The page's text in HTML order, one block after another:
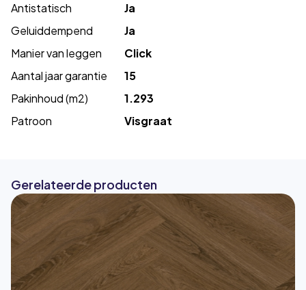
Antistatisch
Ja
Geluiddempend
Ja
Manier van leggen
Click
Aantal jaar garantie
15
Pakinhoud (m2)
1.293
Patroon
Visgraat
Gerelateerde producten